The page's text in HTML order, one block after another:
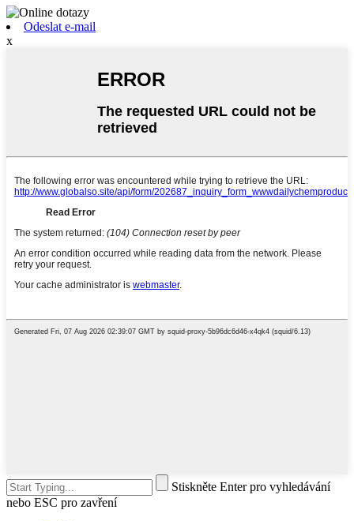
Odeslat e-mail
x
Stiskněte Enter pro vyhledávání
nebo ESC pro zavření